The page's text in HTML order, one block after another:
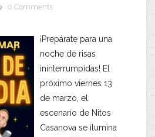
0 Comments
​¡Prepárate para una
noche de risas
ininterrumpidas! El
próximo viernes 13
de marzo, el
escenario de Nitos
Casanova se ilumina